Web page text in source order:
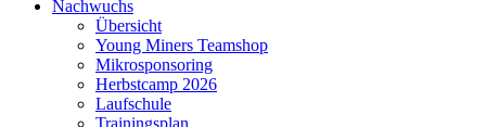
Nachwuchs
Übersicht
Young Miners Teamshop
Mikrosponsoring
Herbstcamp 2026
Laufschule
Trainingsplan